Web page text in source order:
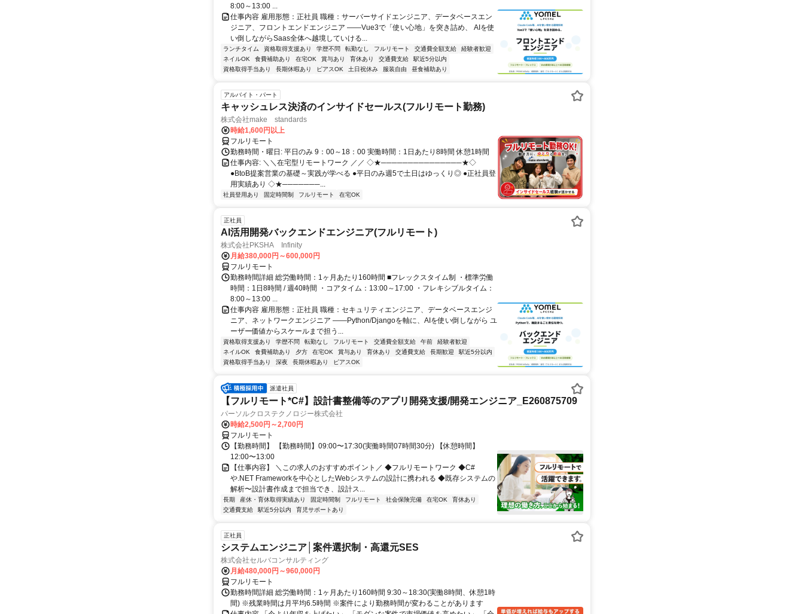
8:00～13:00 ...
仕事内容 雇用形態：正社員 職種：サーバーサイドエンジニア、データベースエン
ジニア、フロントエンドエンジニア ――Vue3で「使い心地」を突き詰め、 AIを使
い倒しながらSaas全体へ越境していける...
ランチタイム 資格取得支援あり 学歴不問 転勤なし フルリモート 交通費全額支給
経験者歓迎
ネイルOK
食費補助あり 在宅OK 賞与あり 育休あり 交通費支給
駅近5分以内
資格取得手当あり
長期休暇あり ピアスOK 土日祝休み 服装自由 昼食補助あり
アルバイト・パート
キャッシュレス決済のインサイドセールス(フルリモート勤務)
株式会社make standards
時給1,600円以上
フルリモート
勤務時間・曜日: 平日のみ 9：00～18：00 実働時間：1日あたり8時間 休憩1時間
仕事内容: ＼＼在宅型リモートワーク ／／ ◇★───────────────★◇
●BtoB提案営業の基礎～実践が学べる ●平日のみ週5で土日はゆっくり◎ ●正社員登
用実績あり ◇★───────...
社員登用あり 固定時間制 フルリモート 在宅OK
正社員
AI活用開発バックエンドエンジニア(フルリモート)
株式会社PKSHA Infinity
月給380,000円～600,000円
フルリモート
勤務時間詳細 総労働時間：1ヶ月あたり160時間 ■フレックスタイム制 ・標準労働
時間：1日8時間 / 週40時間 ・コアタイム：13:00～17:00 ・フレキシブルタイム：
8:00～13:00 ...
仕事内容 雇用形態：正社員 職種：セキュリティエンジニア、データベースエンジ
ニア、ネットワークエンジニア ――Python/Djangoを軸に、AIを使い倒しながら ユ
ーザー価値からスケールまで担う...
資格取得支援あり 学歴不問 転勤なし フルリモート 交通費全額支給 午前
経験者歓迎
ネイルOK
食費補助あり 夕方 在宅OK 賞与あり 育休あり 交通費支給 長期歓迎
駅近5分以内
資格取得手当あり
深夜 長期休暇あり ピアスOK
派遣社員
【フルリモート*C#】設計書整備等のアプリ開発支援/開発エンジニア_E260875709
パーソルクロステクノロジー株式会社
時給2,500円～2,700円
フルリモート
【勤務時間】 【勤務時間】09:00〜17:30(実働時間07時間30分) 【休憩時間】
12:00〜13:00
【仕事内容】 ＼この求人のおすすめポイント／ ◆フルリモートワーク ◆C#
や.NET Frameworkを中心としたWebシステムの設計に携われる ◆既存システムの
解析〜設計書作成まで担当でき、設計ス...
長期 産休・育休取得実績あり 固定時間制 フルリモート 社会保険完備 在宅OK
育休あり
交通費支給
駅近5分以内 育児サポートあり
正社員
システムエンジニア│案件選択制・高還元SES
株式会社セルバコンサルティング
月給480,000円～960,000円
フルリモート
勤務時間詳細 総労働時間：1ヶ月あたり160時間 9:30～18:30(実働8時間、休憩1時
間) ※残業時間は月平均6.5時間 ※案件により勤務時間が変わることがあります